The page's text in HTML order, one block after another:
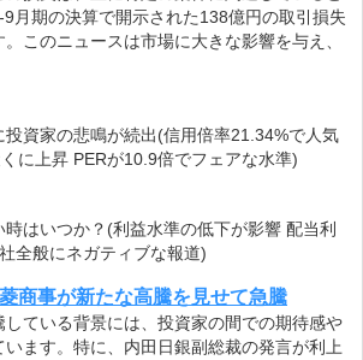
月期の決算で開示された138億円の取引損失
このニュースは市場に大きな影響を与え、
投資家の悲鳴が続出(信用倍率21.34%で人気
に上昇 PERが10.9倍でフェアな水準)
はいつか？(利益水準の低下が影響 配当利
全般にネガティブな報道)
商事が新たな高騰を見せて急騰
ている背景には、投資家の間での期待感や
ます。特に、内田日銀副総裁の発言が利上